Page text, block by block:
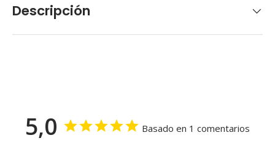
Descripción
5,0 Basado en 1 comentarios